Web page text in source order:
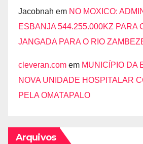
Jacobnah em NO MOXICO:
ESBANJA 544.255.000KZ PARA
JANGADA PARA O RIO
cleveran.com em MUNICÍPIO DA
NOVA UNIDADE HOSPITALAR
PELA OMATAPALO
Arquivos